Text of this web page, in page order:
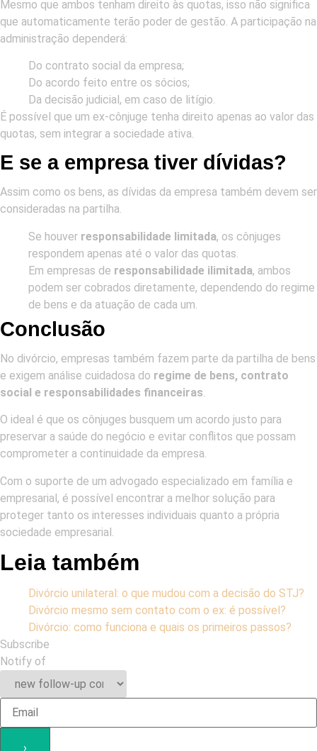
Mesmo que ambos tenham direito às quotas, isso não significa
que automaticamente terão poder de gestão. A participação na
administração dependerá:
Do contrato social da empresa;
Do acordo feito entre os sócios;
Da decisão judicial, em caso de litígio.
É possível que um ex-cônjuge tenha direito apenas ao valor das
quotas, sem integrar a sociedade ativa.
E se a empresa tiver dívidas?
Assim como os bens, as dívidas da empresa também devem ser
consideradas na partilha.
Se houver responsabilidade limitada, os cônjuges
respondem apenas até o valor das quotas.
Em empresas de responsabilidade ilimitada, ambos
podem ser cobrados diretamente, dependendo do regime
de bens e da atuação de cada um.
Conclusão
No divórcio, empresas também fazem parte da partilha de bens
e exigem análise cuidadosa do regime de bens, contrato
social e responsabilidades financeiras.
O ideal é que os cônjuges busquem um acordo justo para
preservar a saúde do negócio e evitar conflitos que possam
comprometer a continuidade da empresa.
Com o suporte de um advogado especializado em família e
empresarial, é possível encontrar a melhor solução para
proteger tanto os interesses individuais quanto a própria
sociedade empresarial.
Leia também
Divórcio unilateral: o que mudou com a decisão do STJ?
Divórcio mesmo sem contato com o ex: é possível?
Divórcio: como funciona e quais os primeiros passos?
Subscribe
Notify of